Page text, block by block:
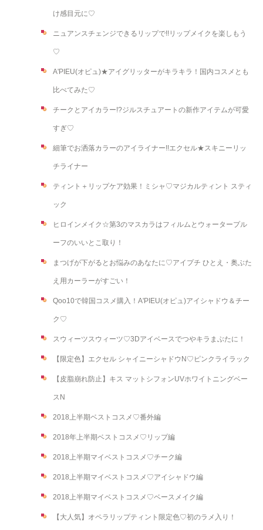
け感目元に♡
ニュアンスチェンジできるリップで!!リップメイクを楽しもう
♡
A'PIEU(オピュ)★アイグリッターがキラキラ！国内コスメとも
比べてみた♡
チークとアイカラー!?ジルスチュアートの新作アイテムが可愛
すぎ♡
細筆でお洒落カラーのアイライナー!!エクセル★スキニーリッ
チライナー
ティント＋リップケア効果！ミシャ♡マジカルティント スティ
ック
ヒロインメイク☆第3のマスカラはフィルムとウォータープル
ーフのいいとこ取り！
まつげが下がるとお悩みのあなたに♡アイプチ ひとえ・奥ぶた
え用カーラーがすごい！
Qoo10で韓国コスメ購入！A'PIEU(オピュ)アイシャドウ＆チー
ク♡
スウィーツスウィーツ♡3Dアイベースでつやキラまぶたに！
【限定色】エクセル シャイニーシャドウN♡ピンクライラック
【皮脂崩れ防止】キス マットシフォンUVホワイトニングベー
スN
2018上半期ベストコスメ♡番外編
2018年上半期ベストコスメ♡リップ編
2018上半期マイベストコスメ♡チーク編
2018上半期マイベストコスメ♡アイシャドウ編
2018上半期マイベストコスメ♡ベースメイク編
【大人気】オペラリップティント限定色♡初のラメ入り！